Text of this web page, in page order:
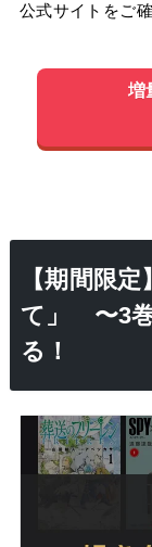
公式サイトをご
増
【期間限
て」 〜3巻
る！